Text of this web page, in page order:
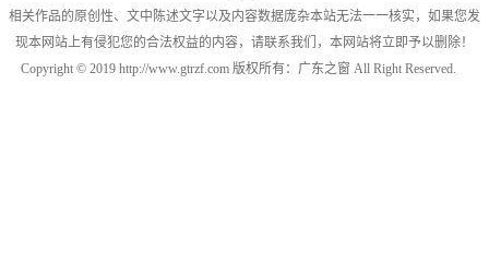
相关作品的原创性、文中陈述文字以及内容数据庞杂本站无法一一核实，如果您发
现本网站上有侵犯您的合法权益的内容，请联系我们，本网站将立即予以删除！
Copyright © 2019 http://www.gtrzf.com 版权所有：广东之窗 All Right Reserved.